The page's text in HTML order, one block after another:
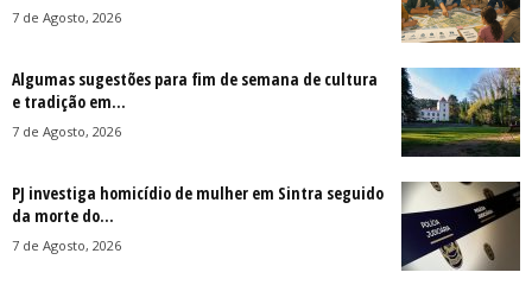
7 de Agosto, 2026
Algumas sugestões para fim de semana de cultura
e tradição em...
7 de Agosto, 2026
PJ investiga homicídio de mulher em Sintra seguido
da morte do...
7 de Agosto, 2026